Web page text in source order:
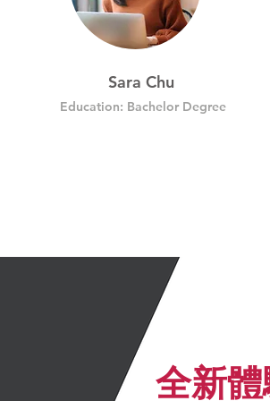
Sara Chu
Education: Bachelor Degree
全新